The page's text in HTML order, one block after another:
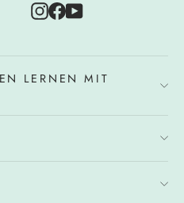
Instagram
Facebook
YouTube
LERNEN MIT